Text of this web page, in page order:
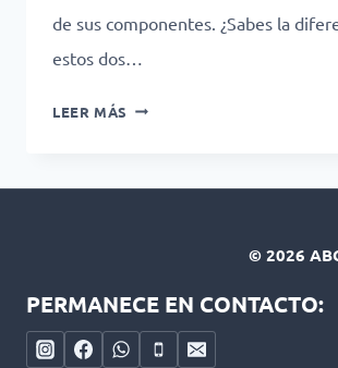
de sus componentes. ¿Sabes la
estos dos…
LEER MÁS ¿QUE
HIBERNACIÓN
UNA
© 2026
PERMANECE EN CONTACTO: